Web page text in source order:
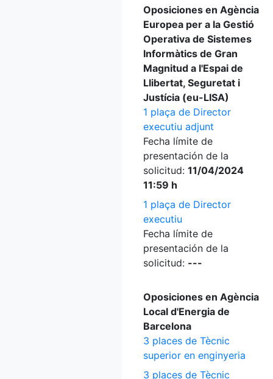
Oposiciones en Agència
Europea per a la Gestió
Operativa de Sistemes
Informàtics de Gran
Magnitud a l'Espai de
Llibertat, Seguretat i
Justícia (eu-LISA)
1 plaça de Director
executiu adjunt
Fecha límite de
presentación de la
solicitud: 11/04/2024
11:59 h
1 plaça de Director
executiu
Fecha límite de
presentación de la
solicitud: ---
Oposiciones en Agència
Local d'Energia de
Barcelona
3 places de Tècnic
superior en enginyeria
3 places de Tècnic